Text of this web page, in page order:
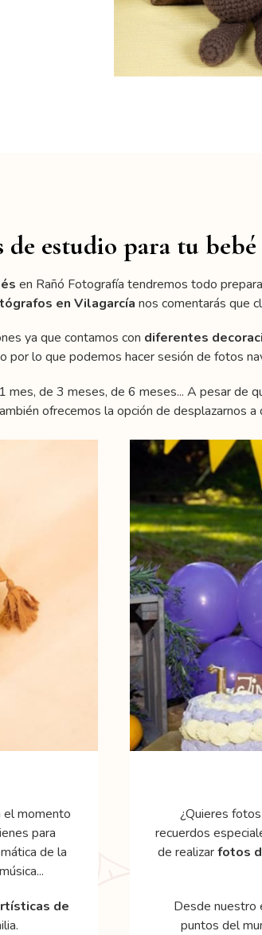
estudio para tu
en Rañó Fotografía tendremos todo
en Vilagarcía nos comentarás que
ya que contamos con diferentes
lo que podemos hacer sesión de fotos
de 3 meses, de 6 meses... A pesar de
ofrecemos la opción de desplazarnos a
el momento
para
de la
de
¿Quieres
recuerdos
de realizarfotos
Desde nuestro
puntos del